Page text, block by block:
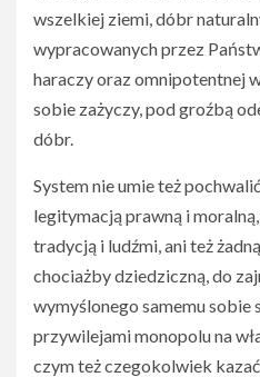
wszelkiej ziemi, dóbr
wypracowanych przez
haraczy oraz omnipotentnej
sobie zażyczy, pod groźbą
dóbr.
System nie umie też
legitymacją prawną i
tradycją i ludźmi, ani też
chociażby dziedziczną, do
wymyślonego samemu sobie
przywilejami monopolu na
czym też czegokolwiek